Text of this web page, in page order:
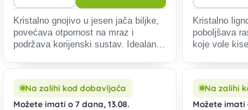
Kristalno gnojivo u jesen jača biljke,
povećava otpornost na mraz i
podržava korijenski sustav. Idealan
Kristalno
poboljšava
koje vole
Na zalihi kod dobavljača
Možete imati o 7 dana, 13.08.
Na zalihi
Možete imati